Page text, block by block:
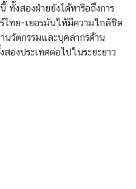
ทั้งสองฝ่ายยังได้หารือถึงการ
ไทย-เยอรมันให้มีความใกล้ชิด
วัตกรรมและบุคลากรด้าน
องประเทศต่อไปในระยะยาว